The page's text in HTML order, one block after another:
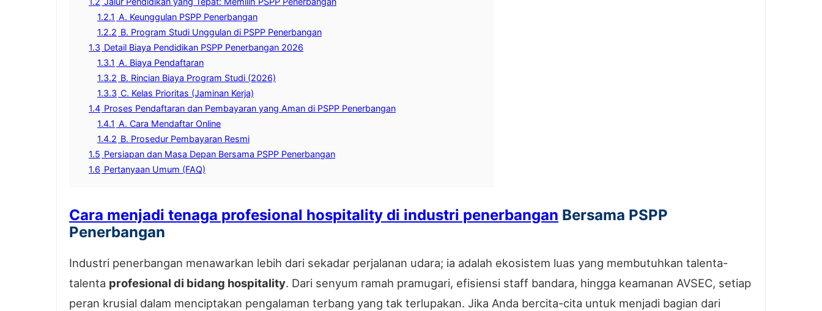
1.2.1 A. Keunggulan PSPP Penerbangan
1.2.2 B. Program Studi Unggulan di PSPP Penerbangan
1.3 Detail Biaya Pendidikan PSPP Penerbangan 2026
1.3.1 A. Biaya Pendaftaran
1.3.2 B. Rincian Biaya Program Studi (2026)
1.3.3 C. Kelas Prioritas (Jaminan Kerja)
1.4 Proses Pendaftaran dan Pembayaran yang Aman di PSPP Penerbangan
1.4.1 A. Cara Mendaftar Online
1.4.2 B. Prosedur Pembayaran Resmi
1.5 Persiapan dan Masa Depan Bersama PSPP Penerbangan
1.6 Pertanyaan Umum (FAQ)
Cara menjadi tenaga profesional hospitality di industri penerbangan Bersama PSPP
Penerbangan
Industri penerbangan menawarkan lebih dari sekadar perjalanan udara; ia adalah ekosistem luas yang membutuhkan talenta-
talenta profesional di bidang hospitality. Dari senyum ramah pramugari, efisiensi staff bandara, hingga keamanan AVSEC, setiap
peran krusial dalam menciptakan pengalaman terbang yang tak terlupakan. Jika Anda bercita-cita untuk menjadi bagian dari